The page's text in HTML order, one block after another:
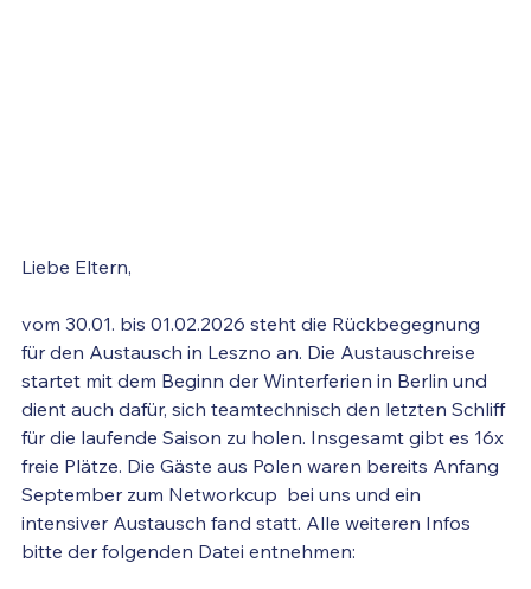
Liebe Eltern,
vom 30.01. bis 01.02.2026 steht die Rückbegegnung
für den Austausch in Leszno an. Die Austauschreise
startet mit dem Beginn der Winterferien in Berlin und
dient auch dafür, sich teamtechnisch den letzten Schliff
für die laufende Saison zu holen. Insgesamt gibt es 16x
freie Plätze. Die Gäste aus Polen waren bereits Anfang
September zum Networkcup  bei uns und ein
intensiver Austausch fand statt. Alle weiteren Infos
bitte der folgenden Datei entnehmen: